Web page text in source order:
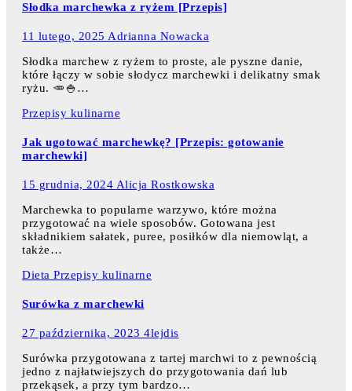
Słodka marchewka z ryżem [Przepis]
11 lutego, 2025 Adrianna Nowacka
Słodka marchew z ryżem to proste, ale pyszne danie,
które łączy w sobie słodycz marchewki i delikatny smak
ryżu. 🥕🍚…
Przepisy kulinarne
Jak ugotować marchewkę? [Przepis: gotowanie
marchewki]
15 grudnia, 2024 Alicja Rostkowska
Marchewka to popularne warzywo, które można
przygotować na wiele sposobów. Gotowana jest
składnikiem sałatek, puree, posiłków dla niemowląt, a
także…
Dieta Przepisy kulinarne
Surówka z marchewki
27 października, 2023 4lejdis
Surówka przygotowana z tartej marchwi to z pewnością
jedno z najłatwiejszych do przygotowania dań lub
przekąsek, a przy tym bardzo…